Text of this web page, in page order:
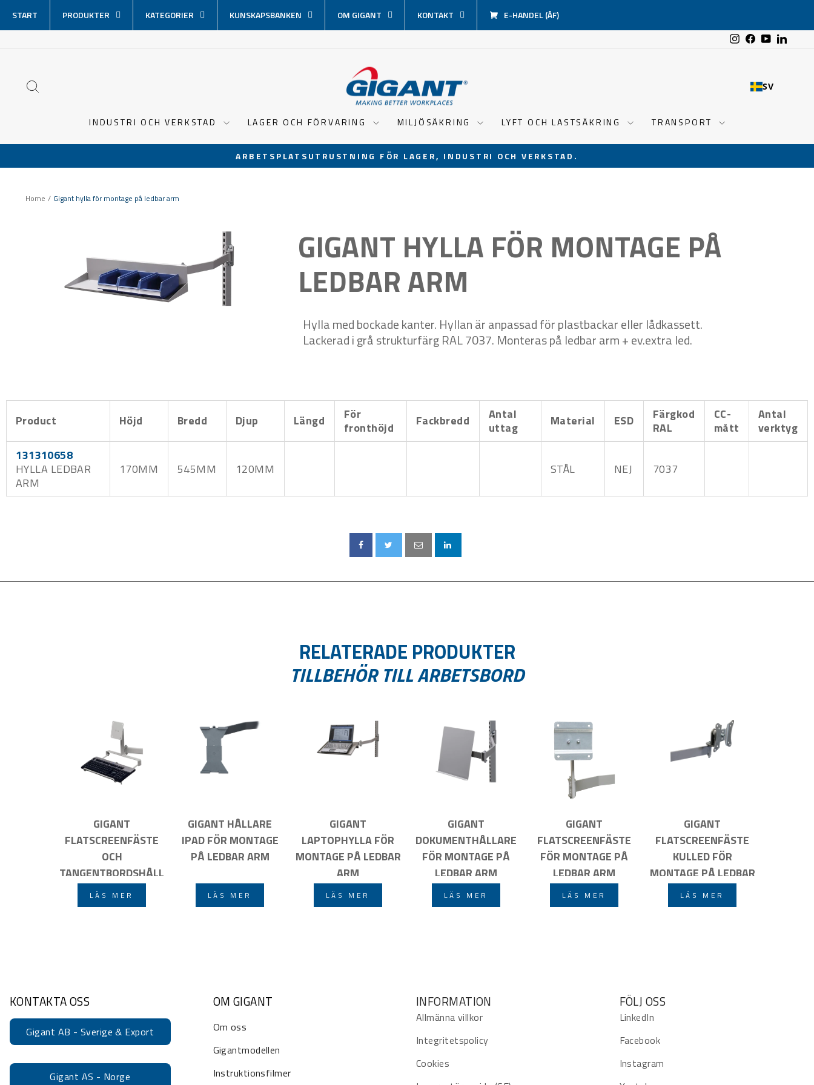
över
innehåll
START PRODUKTER KATEGORIER KUNSKAPSBANKEN OM GIGANT KONTAKT E-HANDEL (ÅF)
Instagram
Facebook
YouTube
SV
INDUSTRI OCH VERKSTAD LAGER OCH FÖRVARING MILJÖSÄKRING LYFT OCH LASTSÄKRING TRANSPORT
Pausa
ARBETSPLATSUTRUSTNING FÖR LAGER, INDUSTRI OCH VERKSTAD.
Home / Gigant hylla för montage på ledbar arm
GIGANT HYLLA FÖR MONTAGE PÅ
LEDBAR ARM
Hylla med bockade kanter. Hyllan är anpassad för plastbackar eller lådkassett.
Lackerad i grå strukturfärg RAL 7037. Monteras på ledbar arm + ev.extra led.
Product Höjd Bredd Djup Längd
För
fronthöjd
Fackbredd
Antal
uttag
Material ESD
Färgkod
RAL
CC-
mått
Antal
verktyg
131310658
HYLLA LEDBAR
ARM
170MM 545MM 120MM STÅL NEJ 7037
RELATERADE PRODUKTER
TILLBEHÖR TILL ARBETSBORD
GIGANT
FLATSCREENFÄSTE
OCH
TANGENTBORDSHÅLL
ARE FÖR MONTAGE
PÅ LEDBAR ARM
LÄS MER
GIGANT HÅLLARE
IPAD FÖR MONTAGE
PÅ LEDBAR ARM
LÄS MER
GIGANT
LAPTOPHYLLA FÖR
MONTAGE PÅ LEDBAR
ARM
LÄS MER
GIGANT
DOKUMENTHÅLLARE
FÖR MONTAGE PÅ
LEDBAR ARM
LÄS MER
GIGANT
FLATSCREENFÄSTE
FÖR MONTAGE PÅ
LEDBAR ARM
LÄS MER
GIGANT
FLATSCREENFÄSTE
KULLED FÖR
MONTAGE PÅ LEDBAR
ARM
LÄS MER
KONTAKTA OSS
Gigant AB - Sverige & Export
Gigant AS - Norge
OM GIGANT
Om oss
Gigantmodellen
Instruktionsfilmer
INFORMATION
Allmänna villkor
Integritetspolicy
Cookies
FÖLJ OSS
LinkedIn
Facebook
Instagram